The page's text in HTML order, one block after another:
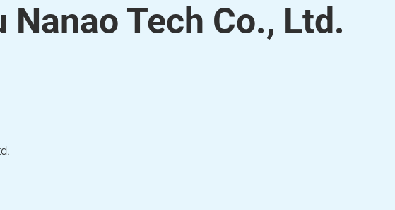
Nanao Tech Co., Ltd.